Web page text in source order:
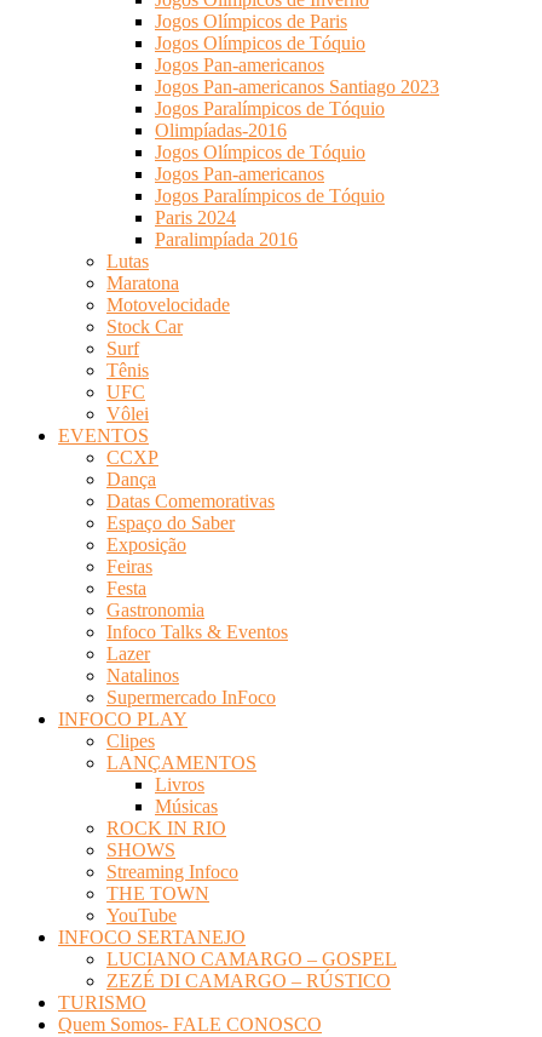
Jogos Olímpicos de Paris
Jogos Olímpicos de Tóquio
Jogos Pan-americanos
Jogos Pan-americanos Santiago 2023
Jogos Paralímpicos de Tóquio
Olimpíadas-2016
Jogos Olímpicos de Tóquio
Jogos Pan-americanos
Jogos Paralímpicos de Tóquio
Paris 2024
Paralimpíada 2016
Lutas
Maratona
Motovelocidade
Stock Car
Surf
Tênis
UFC
Vôlei
EVENTOS
CCXP
Dança
Datas Comemorativas
Espaço do Saber
Exposição
Feiras
Festa
Gastronomia
Infoco Talks & Eventos
Lazer
Natalinos
Supermercado InFoco
INFOCO PLAY
Clipes
LANÇAMENTOS
Livros
Músicas
ROCK IN RIO
SHOWS
Streaming Infoco
THE TOWN
YouTube
INFOCO SERTANEJO
LUCIANO CAMARGO – GOSPEL
ZEZÉ DI CAMARGO – RÚSTICO
TURISMO
Quem Somos- FALE CONOSCO